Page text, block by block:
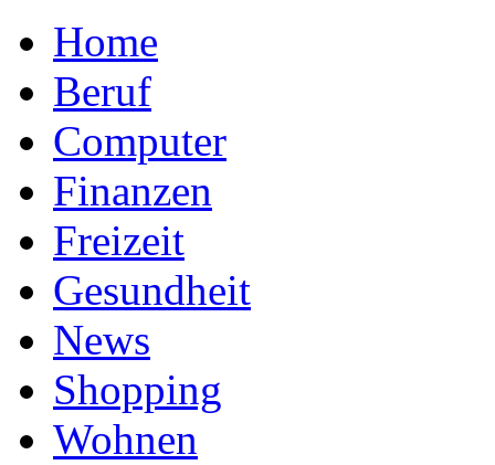
Home
Beruf
Computer
Finanzen
Freizeit
Gesundheit
News
Shopping
Wohnen